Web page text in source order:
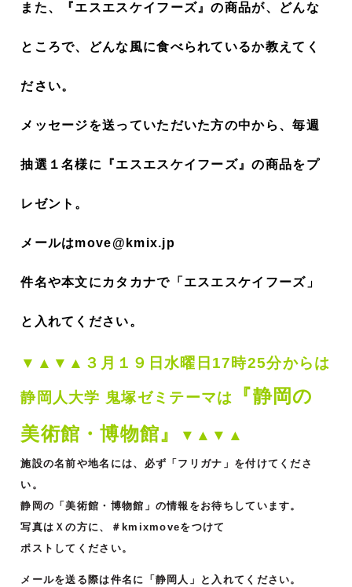
また、『エスエスケイフーズ』の商品が、どんな
ところで、どんな風に食べられているか教えてく
ださい。
メッセージを送っていただいた方の中から、毎週
抽選１名様に『エスエスケイフーズ』の商品をプ
レゼント。
メールはmove@kmix.jp
件名や本文にカタカナで「エスエスケイフーズ」
と入れてください。
▼▲▼▲３ 月１９ 日水曜日17時25分からは
静岡人大学 鬼塚ゼミ テーマは
『静岡の
美術館・博物館』
▼▲▼▲
施設の名前や地名には、必ず「フリガナ」を付けてくださ
い。
静岡の「美術館・博物館」の情報をお待ちしています。
写真はＸの方に、＃kmixmoveをつけて
ポストしてください。
メールを送る際は件名に「静岡人」と入れてください。